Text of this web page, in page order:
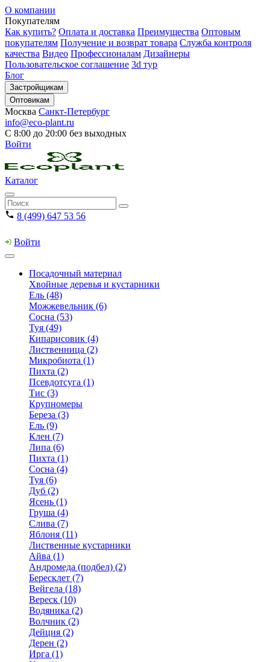
О компании
Покупателям
Как купить? Оплата и доставка Преимущества Оптовым
покупателям Получение и возврат товара Служба контроля
качества Видео Профессионалам Дизайнеры
Пользовательское соглашение 3d тур
Блог
Застройщикам
Оптовикам
Москва Санкт-Петербург
info@eco-plant.ru
С 8:00 до 20:00 без выходных
Войти
Каталог
8 (499) 647 53 56
Войти
Посадочный материал
Хвойные деревья и кустарники
Ель (48)
Можжевельник (6)
Сосна (53)
Туя (49)
Кипарисовик (4)
Лиственница (2)
Микробиота (1)
Пихта (2)
Псевдотсуга (1)
Тис (3)
Крупномеры
Береза (3)
Ель (9)
Клен (7)
Липа (6)
Пихта (1)
Сосна (4)
Туя (6)
Дуб (2)
Ясень (1)
Груша (4)
Слива (7)
Яблоня (11)
Лиственные кустарники
Айва (1)
Андромеда (подбел) (2)
Бересклет (7)
Вейгела (18)
Вереск (10)
Водяника (2)
Волчник (2)
Дейция (2)
Дерен (2)
Ирга (1)